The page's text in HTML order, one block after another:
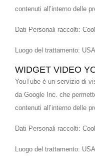
contenuti all’interno delle
Dati Personali raccolti:
Luogo del trattamento:
WIDGET VIDEO
YouTube è un servizio di
da Google Inc. che
contenuti all’interno delle
Dati Personali raccolti:
Luogo del trattamento: